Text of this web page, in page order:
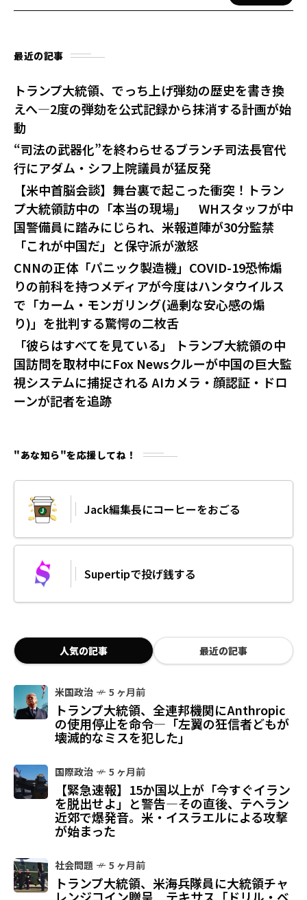
最近の記事
トランプ大統領、でっち上げ弾劾の歴史を書き換
えへ—2度の弾劾を公式記録から抹消する計画が始
動
“司法の武器化”を終わらせるブランチ司法長官代
行にアダム・シフ上院議員が猛反発
【米中首脳会談】舞台裏で起こった衝突！トラン
プ大統領訪中の「本当の現場」 WHスタッフが中
国警備員に踏みにじられ、米報道陣が30分監禁
「これが中国だ」と保守派が激怒
CNNの正体「パニック製造機」COVID-19恐怖煽
りの前科を持つメディアが今度はハンタウイルス
で「カーム・モンガリング(過剰な安心感の煽
り)」を批判する驚愕の二枚舌
「彼らはすべてを見ている」 トランプ大統領の中
国訪問を取材中にFox Newsクルーが中国の巨大監
視システムに捕捉される AIカメラ・顔認証・ドロ
ーンが記者を追跡
"あな知ら"を応援してね！
Jack編集長にコーヒーをおごる
Supertipで投げ銭する
人気の記事 最近の記事
米国政治 5 ヶ月前
トランプ大統領、全連邦機関にAnthropic
の使用停止を命令—「左翼の狂信者どもが
壊滅的なミスを犯した」
国際政治 5 ヶ月前
【緊急速報】15か国以上が「今すぐイラン
を脱出せよ」と警告—その直後、テヘラン
近郊で爆発音。米・イスラエルによる攻撃
が始まった
社会問題 5 ヶ月前
トランプ大統領、米海兵隊員に大統領チャ